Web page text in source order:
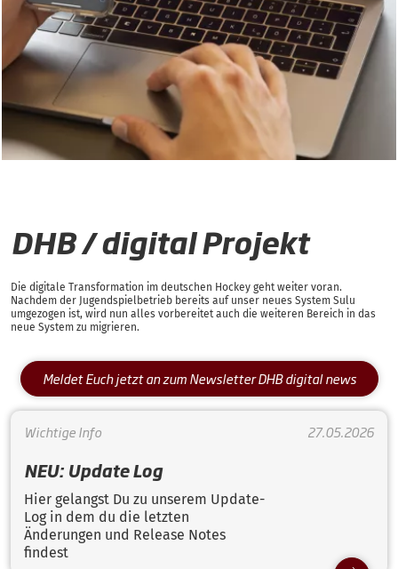
DHB / digital Projekt
Die digitale Transformation im deutschen Hockey geht weiter voran.
Nachdem der Jugendspielbetrieb bereits auf unser neues System Sulu
umgezogen ist, wird nun alles vorbereitet auch die weiteren Bereich in das
neue System zu migrieren.
Meldet Euch jetzt an zum Newsletter DHB digital news
Wichtige Info 27.05.2026
NEU: Update Log
Hier gelangst Du zu unserem Update-
Log in dem du die letzten
Änderungen und Release Notes
findest